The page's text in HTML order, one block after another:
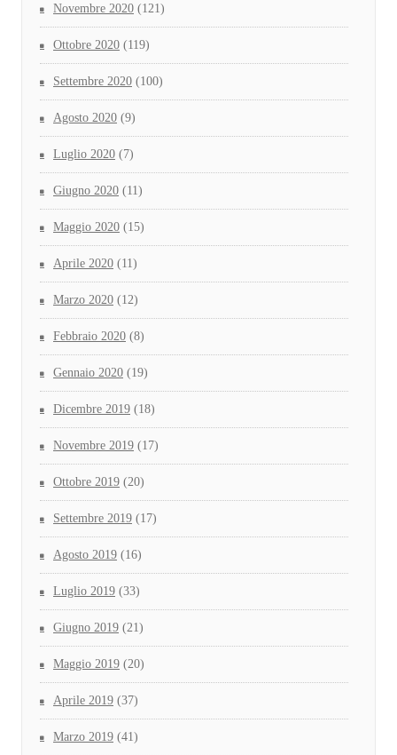
Novembre 2020 (121)
Ottobre 2020 (119)
Settembre 2020 (100)
Agosto 2020 (9)
Luglio 2020 (7)
Giugno 2020 (11)
Maggio 2020 (15)
Aprile 2020 (11)
Marzo 2020 (12)
Febbraio 2020 (8)
Gennaio 2020 (19)
Dicembre 2019 (18)
Novembre 2019 (17)
Ottobre 2019 (20)
Settembre 2019 (17)
Agosto 2019 (16)
Luglio 2019 (33)
Giugno 2019 (21)
Maggio 2019 (20)
Aprile 2019 (37)
Marzo 2019 (41)